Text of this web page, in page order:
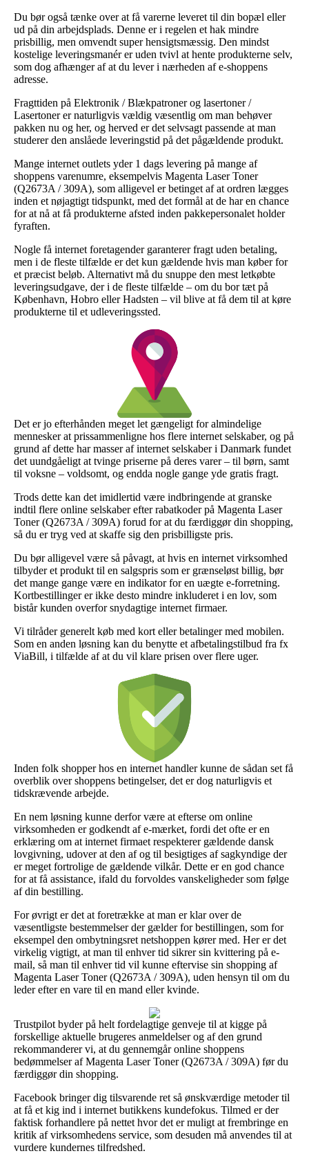
Du bør også tænke over at få varerne leveret til din bopæl eller
ud på din arbejdsplads. Denne er i regelen et hak mindre
prisbillig, men omvendt super hensigtsmæssig. Den mindst
kostelige leveringsmanér er uden tvivl at hente produkterne selv,
som dog afhænger af at du lever i nærheden af e-shoppens
adresse.
Fragttiden på Elektronik / Blækpatroner og lasertoner /
Lasertoner er naturligvis vældig væsentlig om man behøver
pakken nu og her, og herved er det selvsagt passende at man
studerer den anslåede leveringstid på det pågældende produkt.
Mange internet outlets yder 1 dags levering på mange af
shoppens varenumre, eksempelvis Magenta Laser Toner
(Q2673A / 309A), som alligevel er betinget af at ordren lægges
inden et nøjagtigt tidspunkt, med det formål at de har en chance
for at nå at få produkterne afsted inden pakkepersonalet holder
fyraften.
Nogle få internet foretagender garanterer fragt uden betaling,
men i de fleste tilfælde er det kun gældende hvis man køber for
et præcist beløb. Alternativt må du snuppe den mest letkøbte
leveringsudgave, der i de fleste tilfælde – om du bor tæt på
København, Hobro eller Hadsten – vil blive at få dem til at køre
produkterne til et udleveringssted.
Det er jo efterhånden meget let gængeligt for almindelige
mennesker at prissammenligne hos flere internet selskaber, og på
grund af dette har masser af internet selskaber i Danmark fundet
det uundgåeligt at tvinge priserne på deres varer – til børn, samt
til voksne – voldsomt, og endda nogle gange yde gratis fragt.
Trods dette kan det imidlertid være indbringende at granske
indtil flere online selskaber efter rabatkoder på Magenta Laser
Toner (Q2673A / 309A) forud for at du færdiggør din shopping,
så du er tryg ved at skaffe sig den prisbilligste pris.
Du bør alligevel være så påvagt, at hvis en internet virksomhed
tilbyder et produkt til en salgspris som er grænseløst billig, bør
det mange gange være en indikator for en uægte e-forretning.
Kortbestillinger er ikke desto mindre inkluderet i en lov, som
bistår kunden overfor snydagtige internet firmaer.
Vi tilråder generelt køb med kort eller betalinger med mobilen.
Som en anden løsning kan du benytte et afbetalingstilbud fra fx
ViaBill, i tilfælde af at du vil klare prisen over flere uger.
Inden folk shopper hos en internet handler kunne de sådan set få
overblik over shoppens betingelser, det er dog naturligvis et
tidskrævende arbejde.
En nem løsning kunne derfor være at efterse om online
virksomheden er godkendt af e-mærket, fordi det ofte er en
erklæring om at internet firmaet respekterer gældende dansk
lovgivning, udover at den af og til besigtiges af sagkyndige der
er meget fortrolige de gældende vilkår. Dette er en god chance
for at få assistance, ifald du forvoldes vanskeligheder som følge
af din bestilling.
For øvrigt er det at foretrække at man er klar over de
væsentligste bestemmelser der gælder for bestillingen, som for
eksempel den ombytningsret netshoppen kører med. Her er det
virkelig vigtigt, at man til enhver tid sikrer sin kvittering på e-
mail, så man til enhver tid vil kunne eftervise sin shopping af
Magenta Laser Toner (Q2673A / 309A), uden hensyn til om du
leder efter en vare til en mand eller kvinde.
Trustpilot byder på helt fordelagtige genveje til at kigge på
forskellige aktuelle brugeres anmeldelser og af den grund
rekommanderer vi, at du gennemgår online shoppens
bedømmelser af Magenta Laser Toner (Q2673A / 309A) før du
færdiggør din shopping.
Facebook bringer dig tilsvarende ret så ønskværdige metoder til
at få et kig ind i internet butikkens kundefokus. Tilmed er der
faktisk forhandlere på nettet hvor det er muligt at frembringe en
kritik af virksomhedens service, som desuden må anvendes til at
vurdere kundernes tilfredshed.